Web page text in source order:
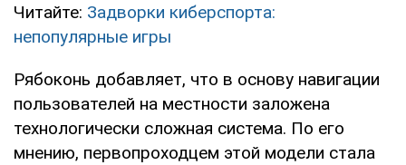
Читайте: Задворки киберспорта:
непопулярные игры
Рябоконь добавляет, что в основу навигации
пользователей на местности заложена
технологически сложная система. По его
мнению, первопроходцем этой модели стала